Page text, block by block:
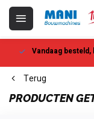
Vandaag besteld,
Terug
PRODUCTEN